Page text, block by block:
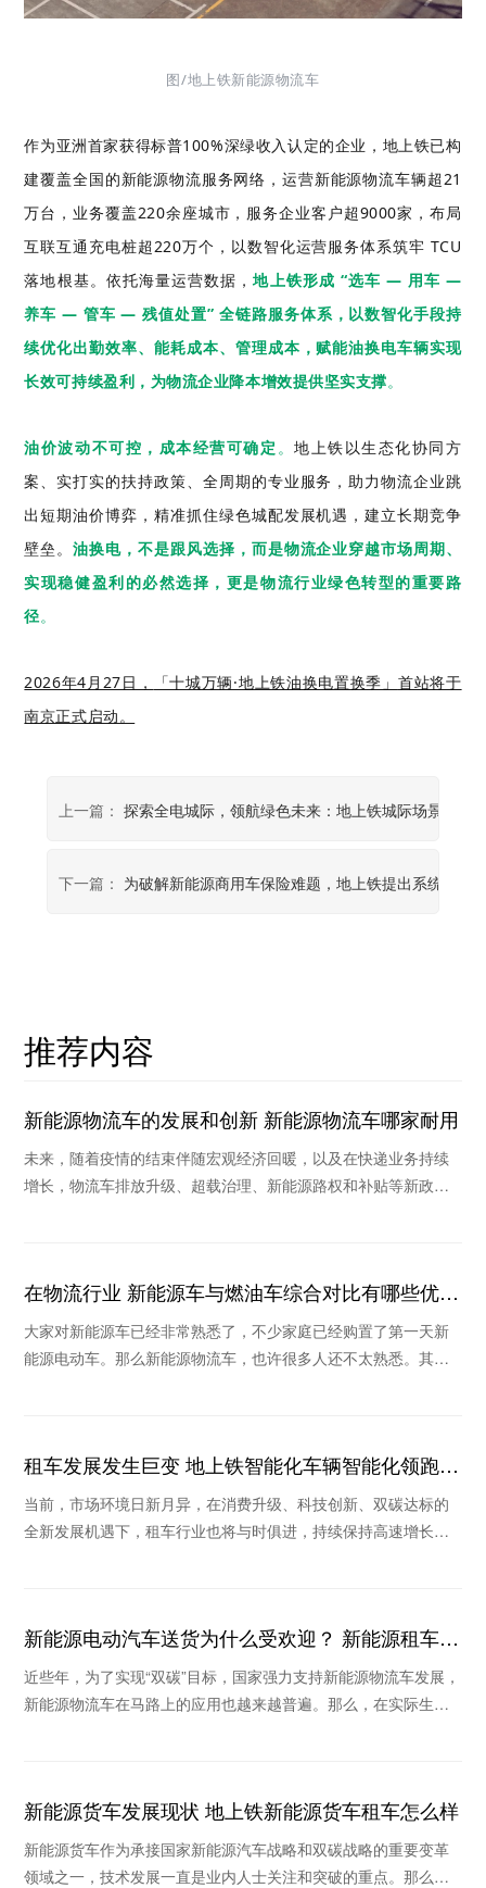
图/地上铁新能源物流车
作为亚洲首家获得标普100%深绿收入认定的企业，地上铁已构
建覆盖全国的新能源物流服务网络，运营新能源物流车辆超21
万台，业务覆盖220余座城市，服务企业客户超9000家，布局
互联互通充电桩超220万个，以数智化运营服务体系筑牢 TCU
落地根基。依托海量运营数据，地上铁形成 “选车 — 用车 —
养车 — 管车 — 残值处置” 全链路服务体系，以数智化手段持
续优化出勤效率、能耗成本、管理成本，赋能油换电车辆实现
长效可持续盈利 ，为物流企业降本增效提供坚实支撑。
油价波动不可控，成本经营可确定 。地上铁以生态化协同方
案、实打实的扶持政策、全周期的专业服务，助力物流企业跳
出短期油价博弈，精准抓住绿色城配发展机遇，建立长期竞争
壁垒。油换电 ，不是跟风选择，而是物流企业穿越市场周期、
实现稳健盈利的必然选择，更是物流行业绿色转型的重要路
径。
2026年4月27日， 「十城万辆·地上铁油换电置换季」 首站将于
南京正式启动。
上一篇：探索全电城际，领航绿色未来：地上铁城际场景解决
下一篇： 为破解新能源商用车保险难题，地上铁提出系统性的
推荐内容
新能源物流车的发展和创新 新能源物流车哪家耐用
未来，随着疫情的结束伴随宏观经济回暖，以及在快递业务持续
增长，物流车排放升级、超载治理、新能源路权和补贴等新政策
在物流行业 新能源车与燃油车综合对比有哪些优
势？
大家对新能源车已经非常熟悉了，不少家庭已经购置了第一天新
能源电动车。那么新能源物流车，也许很多人还不太熟悉。其实
租车发展发生巨变 地上铁智能化车辆智能化领跑行
业
当前，市场环境日新月异，在消费升级、科技创新、双碳达标的
全新发展机遇下，租车行业也将与时俱进，持续保持高速增长。
新能源电动汽车送货为什么受欢迎？ 新能源租车公
司推荐哪个
近些年，为了实现“双碳”目标，国家强力支持新能源物流车发展，
新能源物流车在马路上的应用也越来越普遍。那么，在实际生活
新能源货车发展现状 地上铁新能源货车租车怎么样
新能源货车作为承接国家新能源汽车战略和双碳战略的重要变革
领域之一，技术发展一直是业内人士关注和突破的重点。那么，